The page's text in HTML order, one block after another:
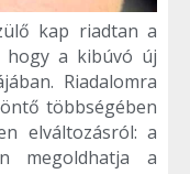
kap riadtan a
hogy a kibúvó új
Riadalomra
többségében
elváltozásról: a
megoldhatja a